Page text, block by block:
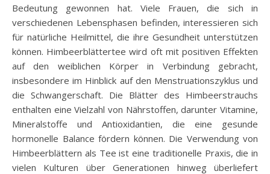
Bedeutung gewonnen hat. Viele Frauen, die sich in
verschiedenen Lebensphasen befinden, interessieren sich
für natürliche Heilmittel, die ihre Gesundheit unterstützen
können. Himbeerblättertee wird oft mit positiven Effekten
auf den weiblichen Körper in Verbindung gebracht,
insbesondere im Hinblick auf den Menstruationszyklus und
die Schwangerschaft. Die Blätter des Himbeerstrauchs
enthalten eine Vielzahl von Nährstoffen, darunter Vitamine,
Mineralstoffe und Antioxidantien, die eine gesunde
hormonelle Balance fördern können. Die Verwendung von
Himbeerblättern als Tee ist eine traditionelle Praxis, die in
vielen Kulturen über Generationen hinweg überliefert